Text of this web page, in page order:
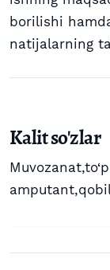
borilishi
natijalarning
Kalit so'zlar